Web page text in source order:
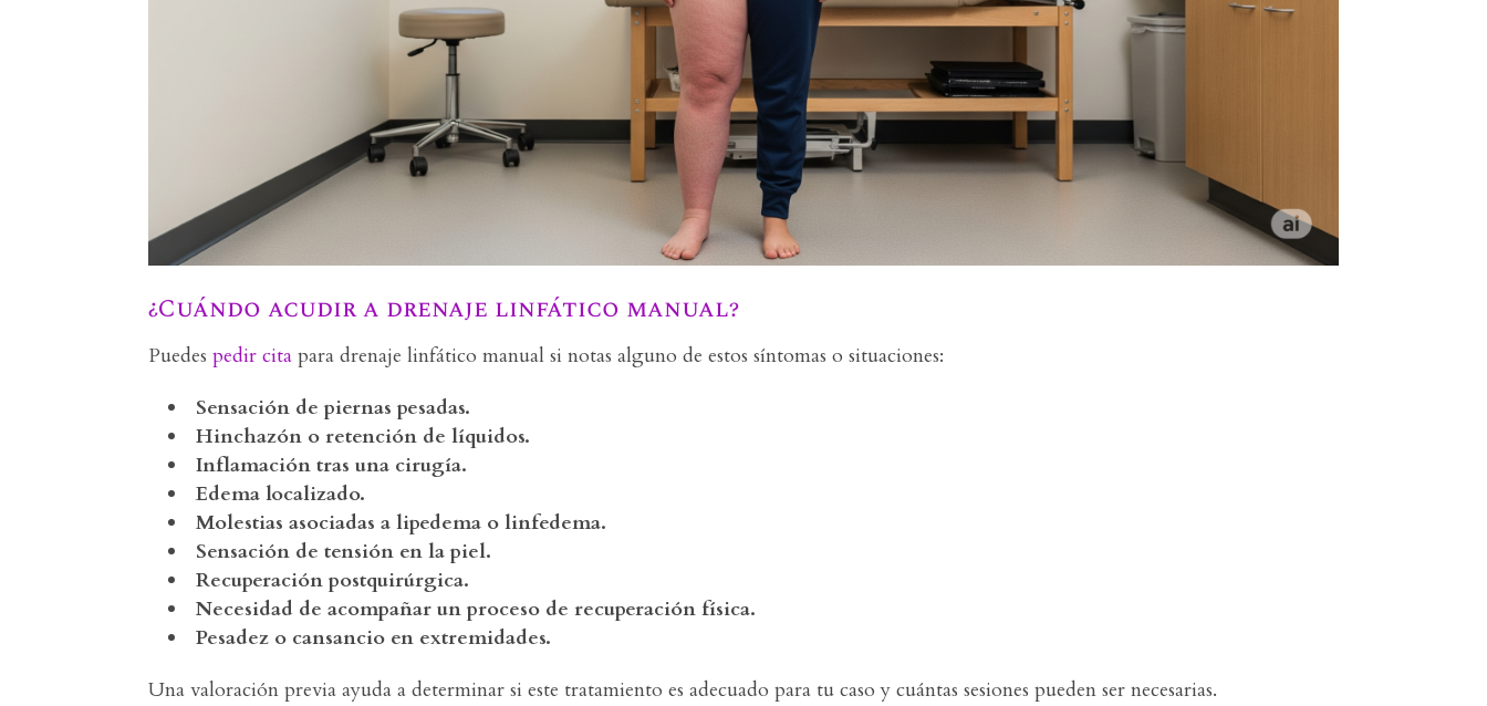
¿Cuándo acudir a drenaje linfático manual?
Puedespedir cita para drenaje linfático manual si notas alguno de estos síntomas o situaciones:
Sensación de piernas pesadas.
Hinchazón o retención de líquidos.
Inflamación tras una cirugía.
Edema localizado.
Molestias asociadas a lipedema o linfedema.
Sensación de tensión en la piel.
Recuperación postquirúrgica.
Necesidad de acompañar un proceso de recuperación física.
Pesadez o cansancio en extremidades.
Una valoración previa ayuda a determinar si este tratamiento es adecuado para tu caso y cuántas sesiones pueden ser necesarias.